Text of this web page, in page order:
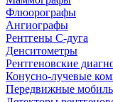
Флюорографы
Ангиографы
Рентгены С-дуга
Денситометры
Рентгеновские
Конусно-лучевые
Передвижные